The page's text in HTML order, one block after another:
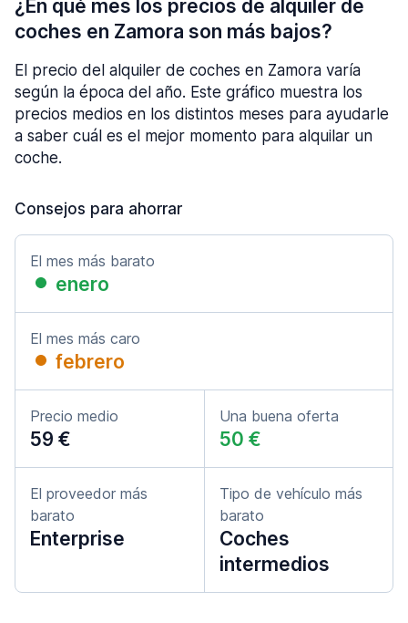
¿En qué mes los precios de alquiler de
coches en Zamora son más bajos?
El precio del alquiler de coches en Zamora varía
según la época del año. Este gráfico muestra los
precios medios en los distintos meses para ayudarle
a saber cuál es el mejor momento para alquilar un
coche.
Consejos para ahorrar
El mes más barato
enero
El mes más caro
febrero
Precio medio
59 €
Una buena oferta
50 €
El proveedor más
barato
Enterprise
Tipo de vehículo más
barato
Coches
intermedios